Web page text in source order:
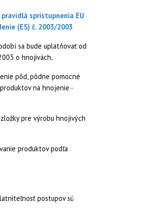
sprístupnenia EU
(ES) č. 2003/2003
sa bude uplatňovať od
o hnojivách.
pôd, pôdne pomocné
na hnojenie -
pre výrobu hnojivých
produktov podľa
postupov sú